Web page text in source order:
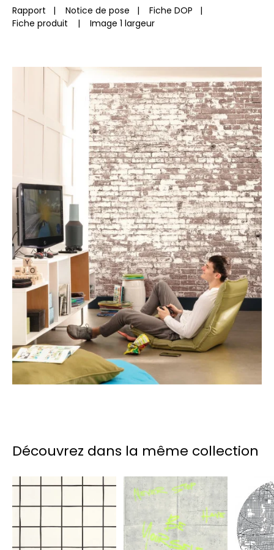
Rapport | Notice de pose | Fiche DOP |
Fiche produit
| Image 1 largeur
Découvrez dans la même collection